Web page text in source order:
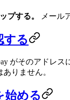
プする。
メール
する
がそのアドレ
りません。
始める